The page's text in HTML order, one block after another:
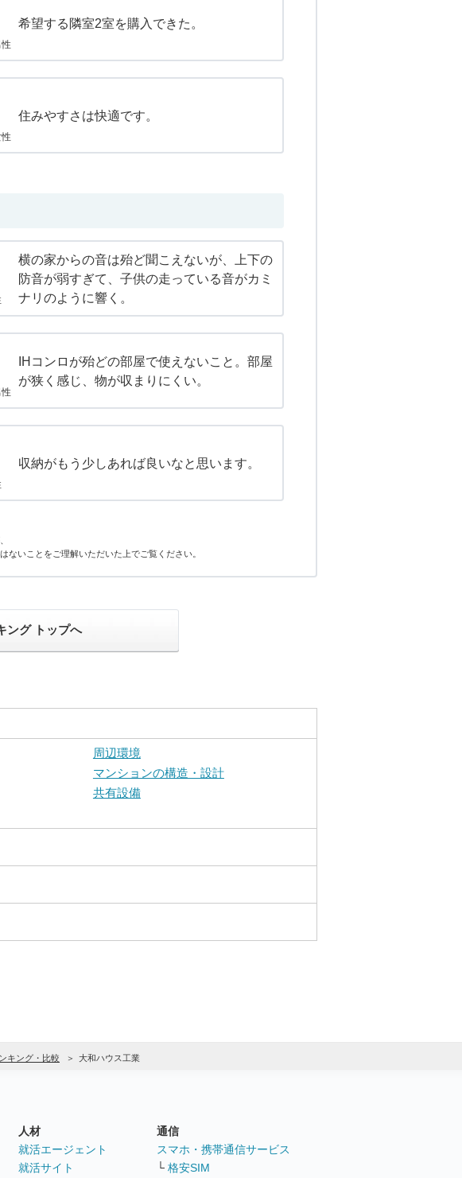
希望する隣室2室を購入できた。
住みやすさは快適です。
横の家からの音は殆ど聞こえないが、上下の
防音が弱すぎて、子供の走っている音がカミ
ナリのように響く。
IHコンロが殆どの部屋で使えないこと。部屋
が狭く感じ、物が収まりにくい。
収納がもう少しあれば良いなと思います。
いことをご理解いただいた上でご覧ください。
ング トップへ
周辺環境
マンションの構造・設計
共有設備
キング・比較 大和ハウス工業
人材
就活エージェント
就活サイト
通信
スマホ・携帯通信サービス
└ 格安SIM